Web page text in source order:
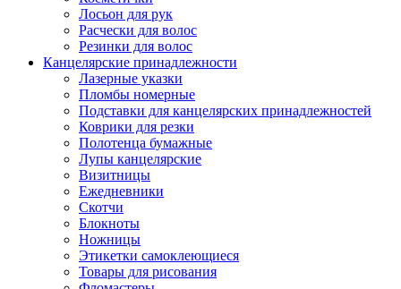
Лосьон для рук
Расчески для волос
Резинки для волос
Канцелярские принадлежности
Лазерные указки
Пломбы номерные
Подставки для канцелярских принадлежностей
Коврики для резки
Полотенца бумажные
Лупы канцелярские
Визитницы
Ежедневники
Скотчи
Блокноты
Ножницы
Этикетки самоклеющиеся
Товары для рисования